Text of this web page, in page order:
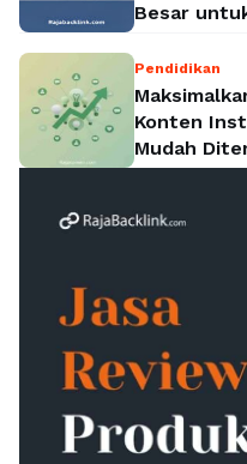
Besar
Pendidikan
Konten
Mudah